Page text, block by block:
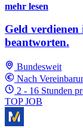
mehr lesen
Geld
beantworten.
Bundesweit
Nach
2 - 16 Stunden
TOP JOB